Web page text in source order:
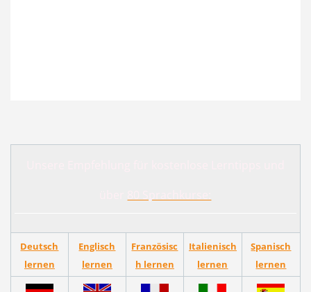
Deutsch
lernen
Englisch
lernen
Französisc
h lernen
Italienisch
lernen
Spanisch
lernen